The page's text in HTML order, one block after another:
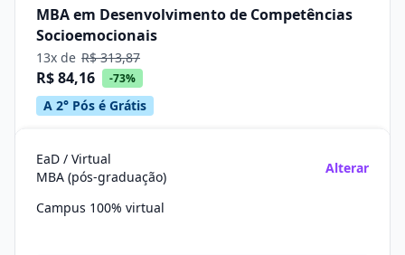
MBA em Desenvolvimento de Competências
Socioemocionais
13x de R$ 313,87
R$ 84,16 -73%
A 2° Pós é Grátis
EaD / Virtual
MBA (pós-graduação)
Alterar
Campus 100% virtual